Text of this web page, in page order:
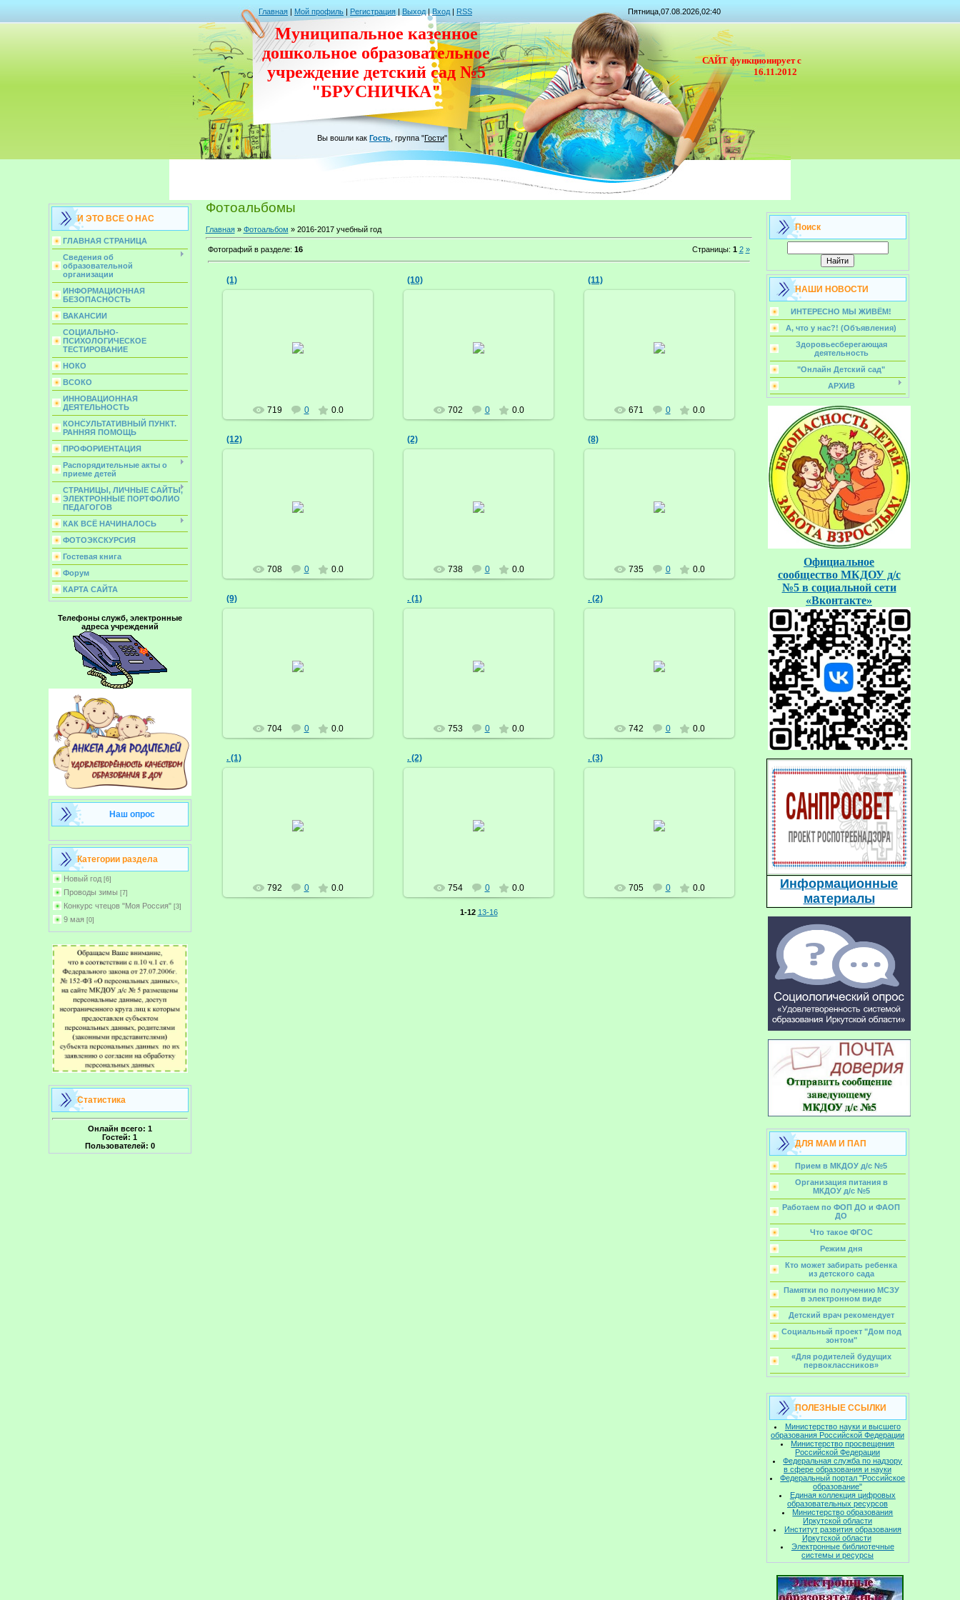
Главная | Мой профиль | Регистрация | Выход | Вход | RSS Пятница,07.08.2026,02:40
Муниципальное казенное
дошкольное образовательное
учреждение детский сад №5
"БРУСНИЧКА"
САЙТ функционирует с
16.11.2012
Вы вошли как Гость группа "Гости"
И ЭТО ВСЕ О НАС
ГЛАВНАЯ СТРАНИЦА
Сведения об
образовательной
организации
ИНФОРМАЦИОННАЯ
БЕЗОПАСНОСТЬ
ВАКАНСИИ
СОЦИАЛЬНО-
ПСИХОЛОГИЧЕСКОЕ
ТЕСТИРОВАНИЕ
НОКО
ВСОКО
ИННОВАЦИОННАЯ
ДЕЯТЕЛЬНОСТЬ
КОНСУЛЬТАТИВНЫЙ ПУНКТ.
РАННЯЯ ПОМОЩЬ
ПРОФОРИЕНТАЦИЯ
Распорядительные акты о
приеме детей
СТРАНИЦЫ, ЛИЧНЫЕ САЙТЫ,
ЭЛЕКТРОННЫЕ ПОРТФОЛИО
ПЕДАГОГОВ
КАК ВСЁ НАЧИНАЛОСЬ
ФОТОЭКСКУРСИЯ
Гостевая книга
Форум
КАРТА САЙТА
Телефоны служб, электронные
адреса учреждений
Наш опрос
Категории раздела
Новый год [6]
Проводы зимы [7]
Конкурс чтецов "Моя Россия" [3]
9 мая [0]
Статистика
Онлайн всего: 1
Гостей: 1
Пользователей: 0
Фотоальбомы
Главная» Фотоальбом » 2016-2017 учебный год
Фотографий в разделе: 16 Страницы: 1 2 »
(1)
719 0 0.0
(10)
702 0 0.0
(11)
671 0 0.0
(12)
708 0 0.0
(2)
738 0 0.0
(8)
735 0 0.0
(9)
704 0 0.0
. (1)
753 0 0.0
. (2)
742 0 0.0
. (1)
792 0 0.0
. (2)
754 0 0.0
. (3)
705 0 0.0
1-12 13-16
Поиск
НАШИ НОВОСТИ
ИНТЕРЕСНО МЫ ЖИВЁМ!
А, что у нас?! (Объявления)
Здоровьесберегающая
деятельность
"Онлайн Детский сад"
АРХИВ
Официальное
сообщество МКДОУ д/с
№5 в социальной сети
«Вконтакте»
Информационные
материалы
ДЛЯ МАМ И ПАП
Прием в МКДОУ д/с №5
Организация питания в
МКДОУ д/с №5
Работаем по ФОП ДО и ФАОП
ДО
Что такое ФГОС
Режим дня
Кто может забирать ребенка
из детского сада
Памятки по получению МСЗУ
в электронном виде
Детский врач рекомендует
Социальный проект "Дом под
зонтом"
«Для родителей будущих
первоклассников»
ПОЛЕЗНЫЕ ССЫЛКИ
Министерство науки и высшего
образования Российской Федерации
Министерство просвещения
Российской Федерации
Федеральная служба по надзору
в сфере образования и науки
Федеральный портал "Российское
образование"
Единая коллекция цифровых
образовательных ресурсов
Министерство образования
Иркутской области
Институт развития образования
Иркутской области
Электронные библиотечные
системы и ресурсы